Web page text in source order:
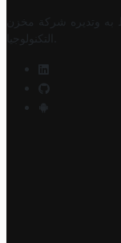
وتديره
شركة مخزن
التكنولوجيا